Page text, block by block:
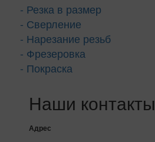
- Резка в размер
- Сверление
- Нарезание резьб
- Фрезеровка
- Покраска
Наши контакты
Адрес